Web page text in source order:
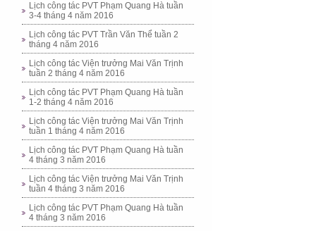
Lịch công tác PVT Phạm Quang Hà tuần
3-4 tháng 4 năm 2016
Lịch công tác PVT Trần Văn Thể tuần 2
tháng 4 năm 2016
Lịch công tác Viện trưởng Mai Văn Trịnh
tuần 2 tháng 4 năm 2016
Lịch công tác PVT Phạm Quang Hà tuần
1-2 tháng 4 năm 2016
Lịch công tác Viện trưởng Mai Văn Trịnh
tuần 1 tháng 4 năm 2016
Lịch công tác PVT Phạm Quang Hà tuần
4 tháng 3 năm 2016
Lịch công tác Viện trưởng Mai Văn Trịnh
tuần 4 tháng 3 năm 2016
Lịch công tác PVT Phạm Quang Hà tuần
4 tháng 3 năm 2016